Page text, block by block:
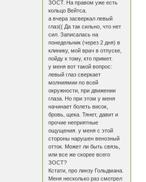
ЗОСТ. На правом уже есть
кольцо Вейтса.
а вчера засверкал левый
глаз(( Да так сильно, что нет
сил. Записалась на
понедельник (через 2 дня) в
клинику, мой врач в отпуске,
пойду к тому, кто примет.
у меня вот такой вопрос:
левый глаз сверкает
молниямии по всей
окружности, при движении
глаза. Но при этом у меня
начинает болеть висок,
бровь, щека. Тянет, давит и
прочие неприятные
ощущения. у меня с этой
стороны нарушен венозный
отток. Может ли быть связь,
или все же скорее всего
ЗОСТ?
Кстати, про линзу Гольдмана.
Меня несколько раз смотрел